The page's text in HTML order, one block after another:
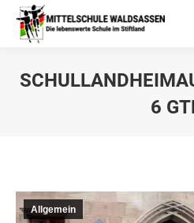
6
Allgemein